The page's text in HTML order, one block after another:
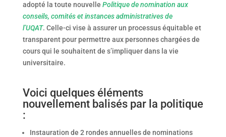
adopté la toute nouvelle Politique de nomination aux
conseils, comités et instances administratives de
l’UQAT. Celle-ci vise à assurer un processus équitable et
transparent pour permettre aux personnes chargées de
cours qui le souhaitent de s’impliquer dans la vie
universitaire.
Voici quelques éléments
nouvellement balisés par la politique
:
Instauration de 2 rondes annuelles de nominations